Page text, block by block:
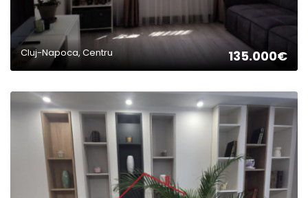
Cluj-Napoca, Centru 135.000€